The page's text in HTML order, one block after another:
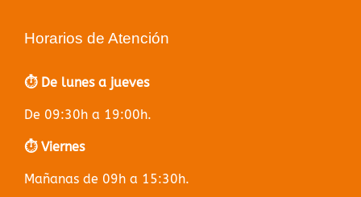
Horarios de Atención
⏱️ De lunes a jueves
De 09:30h a 19:00h.
⏱️ Viernes
Mañanas de 09h a 15:30h.